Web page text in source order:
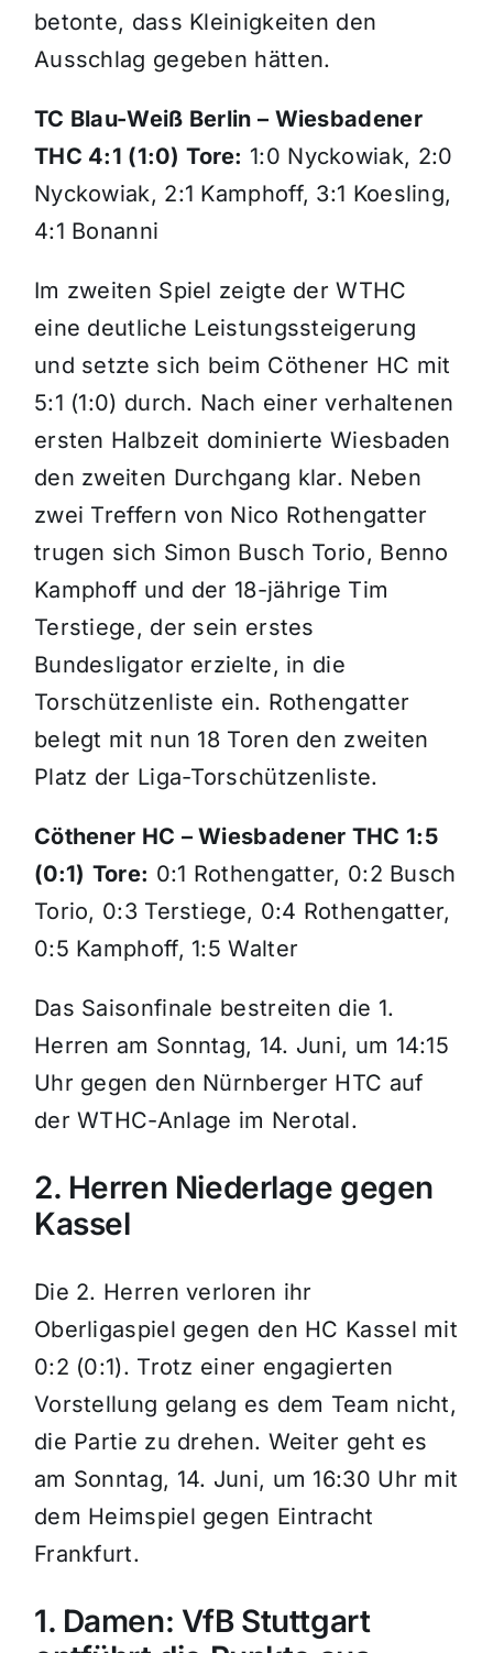
betonte, dass Kleinigkeiten den
Ausschlag gegeben hätten.
TC Blau-Weiß Berlin – Wiesbadener
THC 4:1 (1:0) Tore: 1:0 Nyckowiak, 2:0
Nyckowiak, 2:1 Kamphoff, 3:1 Koesling,
4:1 Bonanni
Im zweiten Spiel zeigte der WTHC
eine deutliche Leistungssteigerung
und setzte sich beim Cöthener HC mit
5:1 (1:0) durch. Nach einer verhaltenen
ersten Halbzeit dominierte Wiesbaden
den zweiten Durchgang klar. Neben
zwei Treffern von Nico Rothengatter
trugen sich Simon Busch Torio, Benno
Kamphoff und der 18-jährige Tim
Terstiege, der sein erstes
Bundesligator erzielte, in die
Torschützenliste ein. Rothengatter
belegt mit nun 18 Toren den zweiten
Platz der Liga-Torschützenliste.
Cöthener HC – Wiesbadener THC 1:5
(0:1) Tore: 0:1 Rothengatter, 0:2 Busch
Torio, 0:3 Terstiege, 0:4 Rothengatter,
0:5 Kamphoff, 1:5 Walter
Das Saisonfinale bestreiten die 1.
Herren am Sonntag, 14. Juni, um 14:15
Uhr gegen den Nürnberger HTC auf
der WTHC-Anlage im Nerotal.
2. Herren Niederlage gegen
Kassel
Die 2. Herren verloren ihr
Oberligaspiel gegen den HC Kassel mit
0:2 (0:1). Trotz einer engagierten
Vorstellung gelang es dem Team nicht,
die Partie zu drehen. Weiter geht es
am Sonntag, 14. Juni, um 16:30 Uhr mit
dem Heimspiel gegen Eintracht
Frankfurt.
1. Damen: VfB Stuttgart